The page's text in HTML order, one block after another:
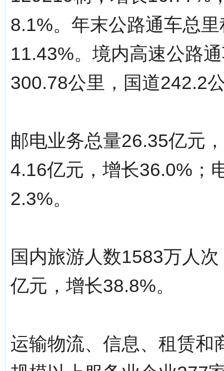
8.1%。年末公路通车总
11.43%。境内高速公路
300.78公里，国道242.2
邮电业务总量26.35亿元
4.16亿元，增长36.0%；
2.3%。
国内旅游人数1583万人
亿元，增长38.8%。
运输物流、信息、租赁和